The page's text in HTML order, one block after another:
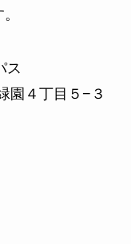
ス
園４丁目５−３